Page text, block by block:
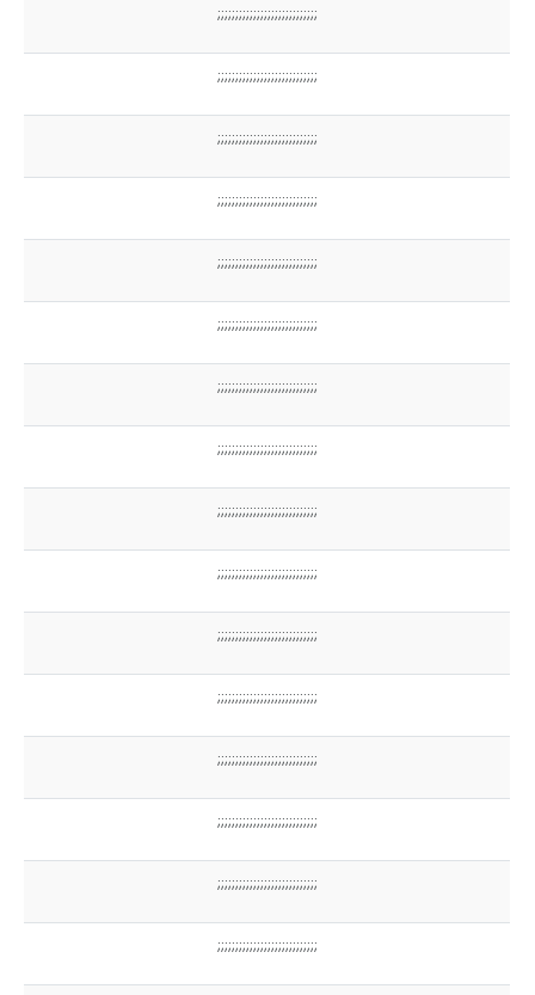
;;;;;;;;;;;;;;;;;;;;;;;;;;;;
;;;;;;;;;;;;;;;;;;;;;;;;;;;;
;;;;;;;;;;;;;;;;;;;;;;;;;;;;
;;;;;;;;;;;;;;;;;;;;;;;;;;;;
;;;;;;;;;;;;;;;;;;;;;;;;;;;;
;;;;;;;;;;;;;;;;;;;;;;;;;;;;
;;;;;;;;;;;;;;;;;;;;;;;;;;;;
;;;;;;;;;;;;;;;;;;;;;;;;;;;;
;;;;;;;;;;;;;;;;;;;;;;;;;;;;
;;;;;;;;;;;;;;;;;;;;;;;;;;;;
;;;;;;;;;;;;;;;;;;;;;;;;;;;;
;;;;;;;;;;;;;;;;;;;;;;;;;;;;
;;;;;;;;;;;;;;;;;;;;;;;;;;;;
;;;;;;;;;;;;;;;;;;;;;;;;;;;;
;;;;;;;;;;;;;;;;;;;;;;;;;;;;
;;;;;;;;;;;;;;;;;;;;;;;;;;;;